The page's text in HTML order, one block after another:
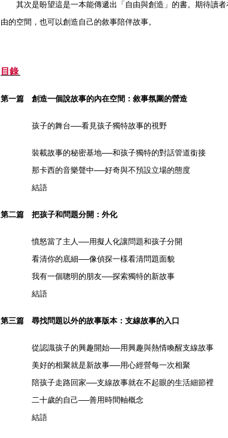
其次是盼望這是一本能傳遞出「自由與創造」的書。期待讀者
由的空間，也可以創造自己的敘事陪伴故事。
目錄
第一篇 創造一個說故事的內在空間：敘事氛圍的營造
孩子的舞台──看見孩子獨特故事的視野
裝載故事的秘密基地──和孩子獨特的對話管道銜接
那卡西的音樂聲中──好奇與不預設立場的態度
結語
第二篇 把孩子和問題分開：外化
憤怒當了主人──用擬人化讓問題和孩子分開
看清你的底細──像偵探一樣看清問題面貌
我有一個聰明的朋友──探索獨特的新故事
結語
第三篇 尋找問題以外的故事版本：支線故事的入口
從認識孩子的興趣開始──用興趣與熱情喚醒支線故事
美好的相聚就是新故事──用心經營每一次相聚
陪孩子走路回家──支線故事就在不起眼的生活細節裡
二十歲的自己──善用時間軸概念
結語